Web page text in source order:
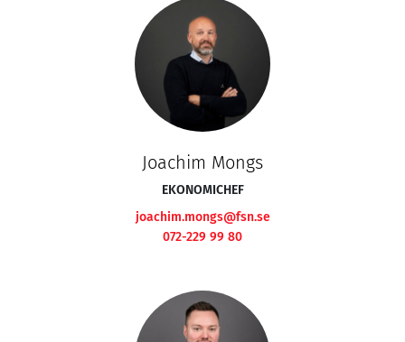
Joachim Mongs
EKONOMICHEF
joachim.mongs@fsn.se
072-229 99 80